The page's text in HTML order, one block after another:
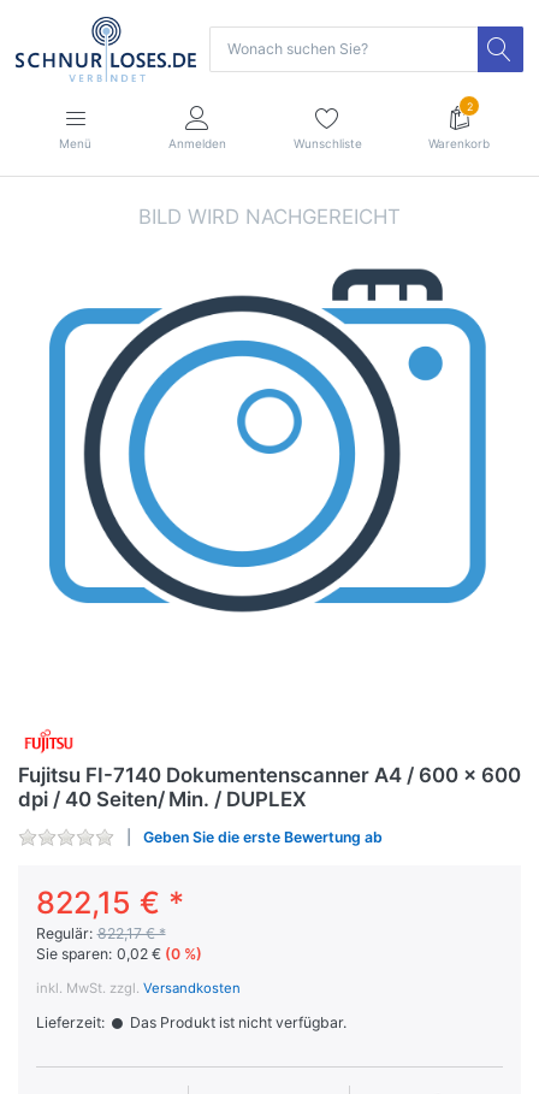
Menü Anmelden Wunschliste
2
Warenkorb
Fujitsu FI-7140 Dokumentenscanner A4 / 600 x 600
dpi / 40 Sei­ten/ Min. / DUPLEX
Geben Sie die erste Bewertung ab
822,15 € *
Regulär: 822,17 € *
Sie sparen: 0,02 € (0 %)
inkl. MwSt. zzgl. Versandkosten
Lieferzeit: Das Produkt ist nicht verfügbar.